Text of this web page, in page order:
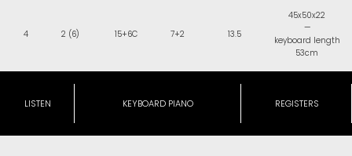
4 2 (6) 15+6C 7+2 13.5
45x50x22
—
keyboard length
53cm
LISTEN KEYBOARD PIANO REGISTERS